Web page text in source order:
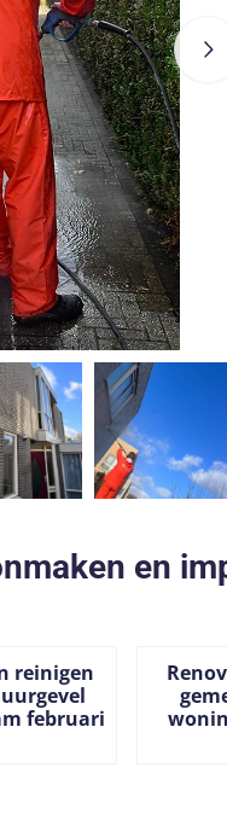
en
reinigen
februari